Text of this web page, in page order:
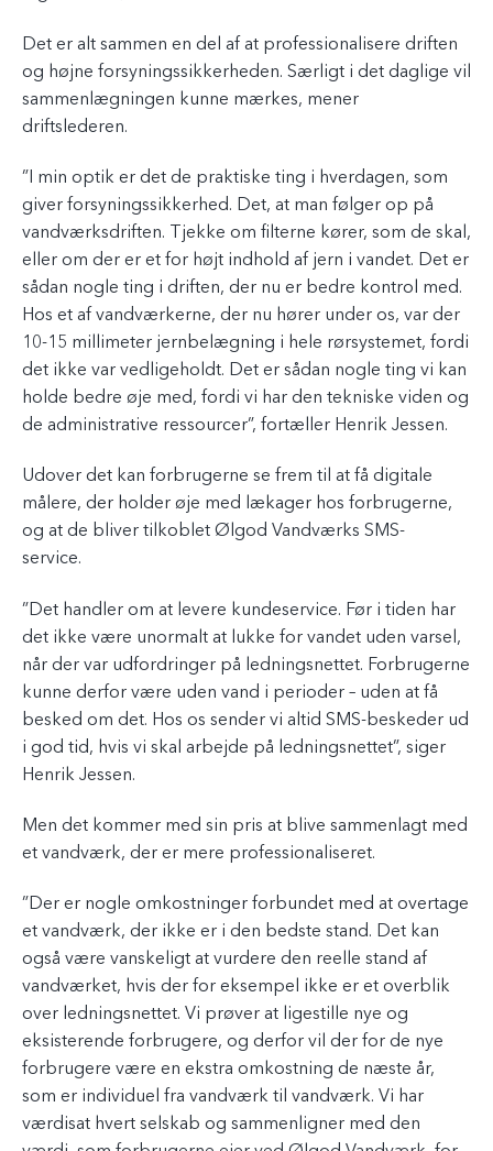
Det er alt sammen en del af at professionalisere driften
og højne forsyningssikkerheden. Særligt i det daglige vil
sammenlægningen kunne mærkes, mener
driftslederen.
”I min optik er det de praktiske ting i hverdagen, som
giver forsyningssikkerhed. Det, at man følger op på
vandværksdriften. Tjekke om filterne kører, som de skal,
eller om der er et for højt indhold af jern i vandet. Det er
sådan nogle ting i driften, der nu er bedre kontrol med.
Hos et af vandværkerne, der nu hører under os, var der
10-15 millimeter jernbelægning i hele rørsystemet, fordi
det ikke var vedligeholdt. Det er sådan nogle ting vi kan
holde bedre øje med, fordi vi har den tekniske viden og
de administrative ressourcer”, fortæller Henrik Jessen.
Udover det kan forbrugerne se frem til at få digitale
målere, der holder øje med lækager hos forbrugerne,
og at de bliver tilkoblet Ølgod Vandværks SMS-
service.
”Det handler om at levere kundeservice. Før i tiden har
det ikke være unormalt at lukke for vandet uden varsel,
når der var udfordringer på ledningsnettet. Forbrugerne
kunne derfor være uden vand i perioder – uden at få
besked om det. Hos os sender vi altid SMS-beskeder ud
i god tid, hvis vi skal arbejde på ledningsnettet”, siger
Henrik Jessen.
Men det kommer med sin pris at blive sammenlagt med
et vandværk, der er mere professionaliseret.
”Der er nogle omkostninger forbundet med at overtage
et vandværk, der ikke er i den bedste stand. Det kan
også være vanskeligt at vurdere den reelle stand af
vandværket, hvis der for eksempel ikke er et overblik
over ledningsnettet. Vi prøver at ligestille nye og
eksisterende forbrugere, og derfor vil der for de nye
forbrugere være en ekstra omkostning de næste år,
som er individuel fra vandværk til vandværk. Vi har
værdisat hvert selskab og sammenligner med den